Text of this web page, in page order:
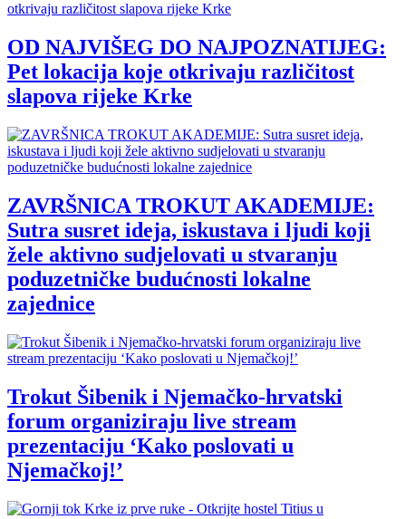
OD NAJVIŠEG DO NAJPOZNATIJEG:
Pet lokacija koje otkrivaju različitost
slapova rijeke Krke
ZAVRŠNICA TROKUT AKADEMIJE:
Sutra susret ideja, iskustava i ljudi koji
žele aktivno sudjelovati u stvaranju
poduzetničke budućnosti lokalne
zajednice
Trokut Šibenik i Njemačko-hrvatski
forum organiziraju live stream
prezentaciju ‘Kako poslovati u
Njemačkoj!’